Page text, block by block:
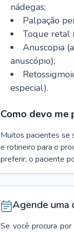
nádegas;
Palpação
Toque retal
Anuscopia
anuscópio);
especial).
Como devo
Muitos pacientes se
e rotineiro para o
preferir, o paciente
Agende uma
Se você procura por